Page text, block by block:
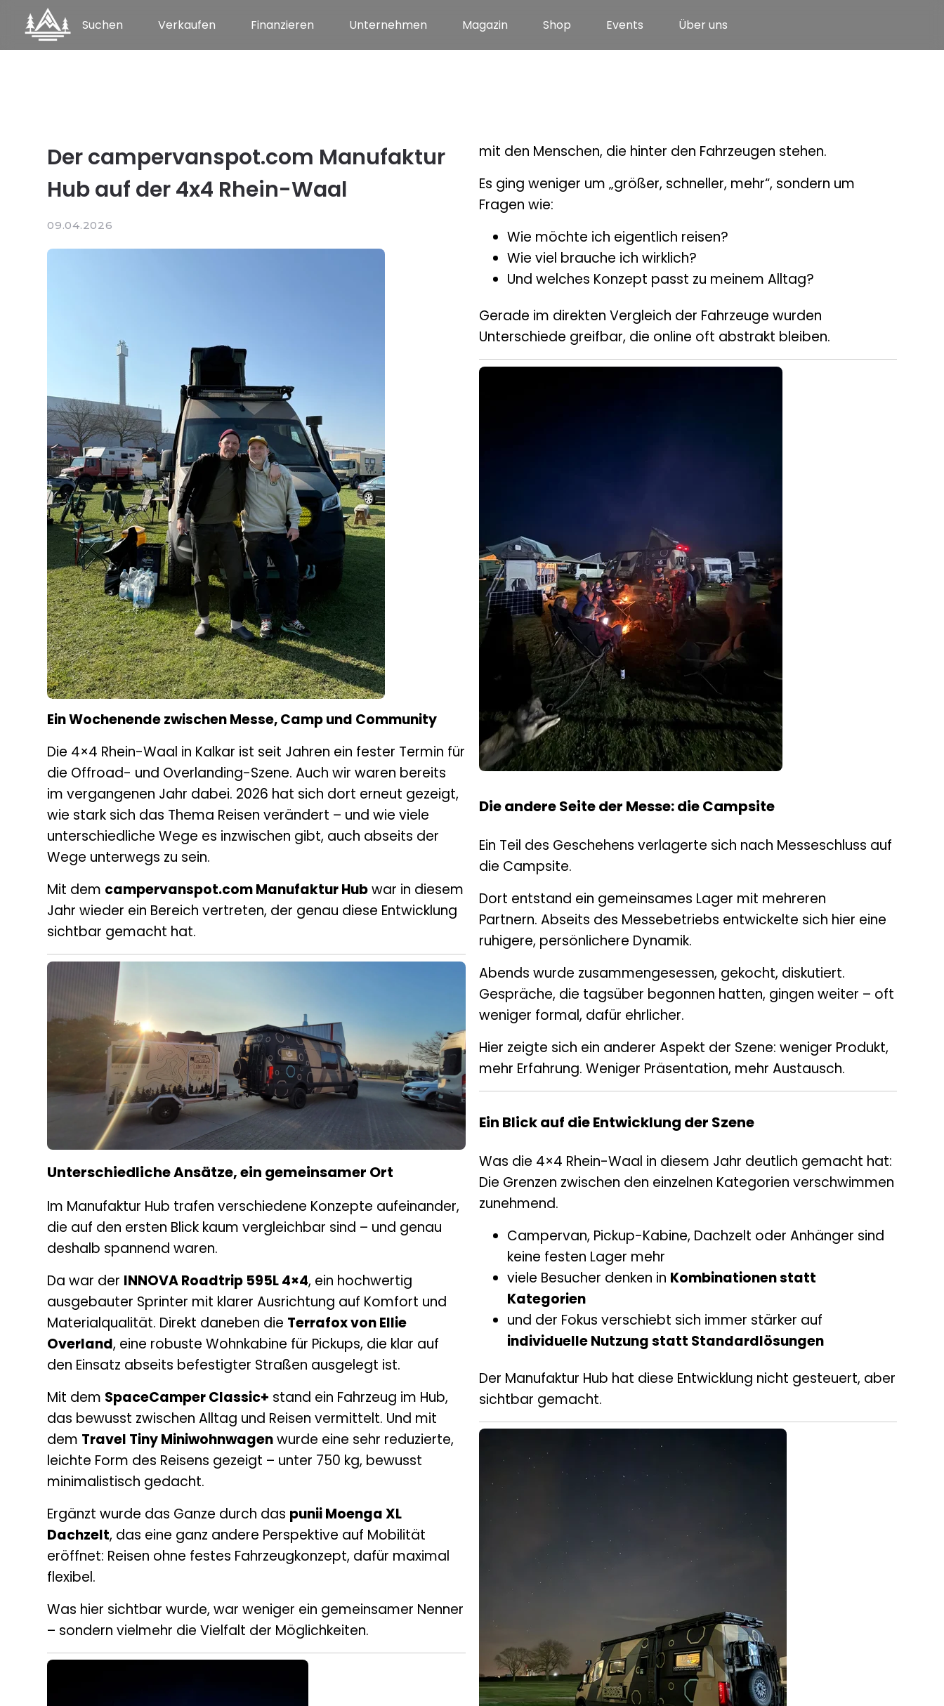
Suchen Verkaufen Finanzieren Unternehmen Magazin Shop Events Über uns
Der campervanspot.com Manufaktur
Hub auf der 4x4 Rhein-Waal
09.04.2026
Ein Wochenende zwischen Messe, Camp und Community
Die 4×4 Rhein-Waal in Kalkar ist seit Jahren ein fester Termin für
die Offroad- und Overlanding-Szene. Auch wir waren bereits
im vergangenen Jahr dabei. 2026 hat sich dort erneut gezeigt,
wie stark sich das Thema Reisen verändert – und wie viele
unterschiedliche Wege es inzwischen gibt, auch abseits der
Wege unterwegs zu sein.
Mit dem campervanspot.com Manufaktur Hubwar in diesem
Jahr wieder ein Bereich vertreten, der genau diese Entwicklung
sichtbar gemacht hat.
Unterschiedliche Ansätze, ein gemeinsamer Ort
Im Manufaktur Hub trafen verschiedene Konzepte aufeinander,
die auf den ersten Blick kaum vergleichbar sind – und genau
deshalb spannend waren.
Da war der INNOVA Roadtrip 595L 4×4, ein hochwertig
ausgebauter Sprinter mit klarer Ausrichtung auf Komfort und
Materialqualität. Direkt daneben die Terrafox von Ellie
Overland, eine robuste Wohnkabine für Pickups, die klar auf
den Einsatz abseits befestigter Straßen ausgelegt ist.
Mit dem SpaceCamper Classic+ stand ein Fahrzeug im Hub,
das bewusst zwischen Alltag und Reisen vermittelt. Und mit
dem Travel Tiny Miniwohnwagenwurde eine sehr reduzierte,
leichte Form des Reisens gezeigt – unter 750 kg, bewusst
minimalistisch gedacht.
Ergänzt wurde das Ganze durch das punii Moenga XL
Dachzelt, das eine ganz andere Perspektive auf Mobilität
eröffnet: Reisen ohne festes Fahrzeugkonzept, dafür maximal
flexibel.
Was hier sichtbar wurde, war weniger ein gemeinsamer Nenner
– sondern vielmehr die Vielfalt der Möglichkeiten.
mit den Menschen, die hinter den Fahrzeugen stehen.
Es ging weniger um „größer, schneller, mehr“, sondern um
Fragen wie:
Wie möchte ich eigentlich reisen?
Wie viel brauche ich wirklich?
Und welches Konzept passt zu meinem Alltag?
Gerade im direkten Vergleich der Fahrzeuge wurden
Unterschiede greifbar, die online oft abstrakt bleiben.
Die andere Seite der Messe: die Campsite
Ein Teil des Geschehens verlagerte sich nach Messeschluss auf
die Campsite.
Dort entstand ein gemeinsames Lager mit mehreren
Partnern. Abseits des Messebetriebs entwickelte sich hier eine
ruhigere, persönlichere Dynamik.
Abends wurde zusammengesessen, gekocht, diskutiert.
Gespräche, die tagsüber begonnen hatten, gingen weiter – oft
weniger formal, dafür ehrlicher.
Hier zeigte sich ein anderer Aspekt der Szene: weniger Produkt,
mehr Erfahrung. Weniger Präsentation, mehr Austausch.
Ein Blick auf die Entwicklung der Szene
Was die 4×4 Rhein-Waal in diesem Jahr deutlich gemacht hat:
Die Grenzen zwischen den einzelnen Kategorien verschwimmen
zunehmend.
Campervan, Pickup-Kabine, Dachzelt oder Anhänger sind
keine festen Lager mehr
viele Besucher denken in Kombinationen statt
Kategorien
und der Fokus verschiebt sich immer stärker auf
individuelle Nutzung statt Standardlösungen
Der Manufaktur Hub hat diese Entwicklung nicht gesteuert, aber
sichtbar gemacht.